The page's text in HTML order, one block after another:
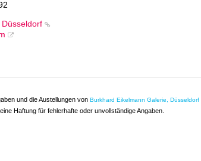
und die Austellungen vonBurkhard Eikelmann Galerie, Düsseldorf
Haftung für fehlerhafte oder unvollständige Angaben.